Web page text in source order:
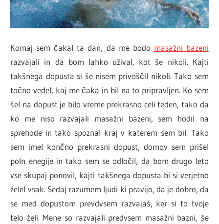
Komaj sem čakal ta dan, da me bodo masažni bazeni
razvajali in da bom lahko užival, kot še nikoli. Kajti
takšnega dopusta si še nisem privoščil nikoli. Tako sem
točno vedel, kaj me čaka in bil na to pripravljen. Ko sem
šel na dopust je bilo vreme prekrasno celi teden, tako da
ko me niso razvajali masažni bazeni, sem hodil na
sprehode in tako spoznal kraj v katerem sem bil. Tako
sem imel končno prekrasni dopust, domov sem prišel
poln enegije in tako sem se odločil, da bom drugo leto
vse skupaj ponovil, kajti takšnega dopusta bi si verjetno
želel vsak. Sedaj razumem ljudi ki pravijo, da je dobro, da
se med dopustom prevdvsem razvajaš, ker si to tvoje
telo želi. Mene so razvajali predvsem masažni bazni, še